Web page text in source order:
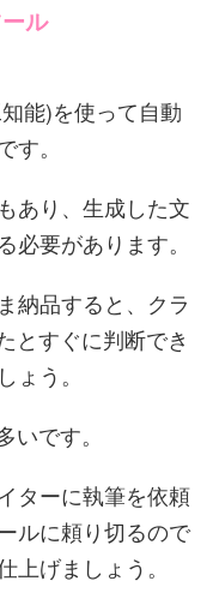
ル
能)を使って自動
。
あり、生成した文
要があります。
納品すると、クラ
とすぐに判断でき
う。
です。
ターに執筆を依頼
ルに頼り切るので
げましょう。